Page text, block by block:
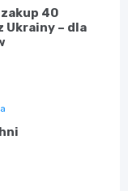
40
Ukrainy – dla